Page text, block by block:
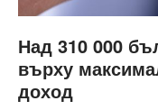
Над 310 000
върху
доход